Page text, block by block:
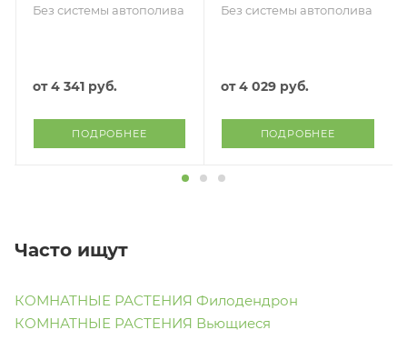
чаша Песок серый
Без системы автополива
от4 341 руб.
ПОДРОБНЕЕ
матовое золото
Без системы автополива
от4 029 руб.
ПОДРОБНЕЕ
Часто ищут
КОМНАТНЫЕ РАСТЕНИЯ Филодендрон
КОМНАТНЫЕ РАСТЕНИЯ Вьющиеся